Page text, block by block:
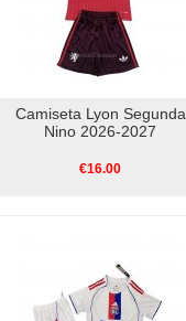
Camiseta Lyon Segunda
Nino 2026-2027
€16.00